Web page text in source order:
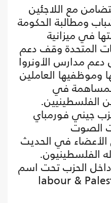
مع اللاجئين
ومطالبة الحكومة
في ميزانية
المتحدة وقف دعم
دعم مدارس الأونروا
وموظفيها العاملين
في
الفلسطينيين.
جيني فورمباي
الصوت
في الحديث
الفلسطينيون.
الحزب تحت اسم
labour &